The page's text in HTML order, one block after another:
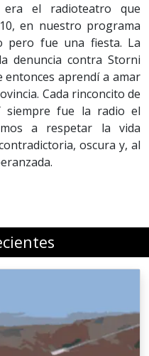
era el radioteatro que
en nuestro programa
pero fue una fiesta. La
denuncia contra Storni
entonces aprendí a amar
Cada rinconcito de
siempre fue la radio el
a respetar la vida
oscura y, al